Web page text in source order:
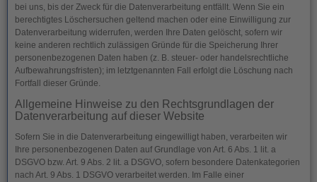
bei uns, bis der Zweck für die Datenverarbeitung entfällt. Wenn Sie ein
berechtigtes Löschersuchen geltend machen oder eine Einwilligung zur
Datenverarbeitung widerrufen, werden Ihre Daten gelöscht, sofern wir
keine anderen rechtlich zulässigen Gründe für die Speicherung Ihrer
personenbezogenen Daten haben (z. B. steuer- oder handelsrechtliche
Aufbewahrungsfristen); im letztgenannten Fall erfolgt die Löschung nach
Fortfall dieser Gründe.
Allgemeine Hinweise zu den Rechtsgrundlagen der
Datenverarbeitung auf dieser Website
Sofern Sie in die Datenverarbeitung eingewilligt haben, verarbeiten wir
Ihre personenbezogenen Daten auf Grundlage von Art. 6 Abs. 1 lit. a
DSGVO bzw. Art. 9 Abs. 2 lit. a DSGVO, sofern besondere Datenkategorien
nach Art. 9 Abs. 1 DSGVO verarbeitet werden. Im Falle einer